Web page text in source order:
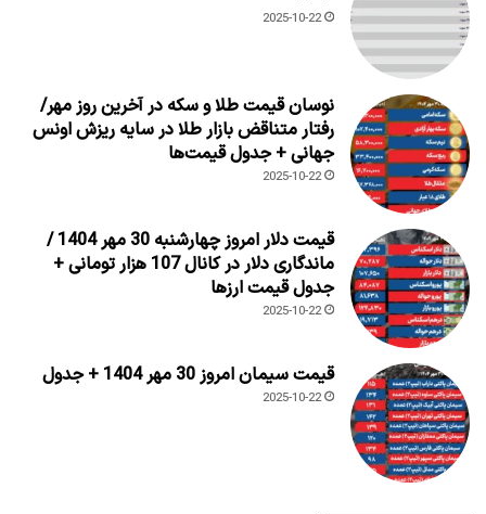
2025-10-22
نوسان قیمت طلا و سکه در آخرین روز مهر/
رفتار متناقض بازار طلا در سایه ریزش اونس
جهانی + جدول قیمت‌ها
2025-10-22
قیمت دلار امروز چهارشنبه 30 مهر 1404 /
ماندگاری دلار در کانال 107 هزار تومانی +
جدول قیمت ارزها
2025-10-22
قیمت سیمان امروز 30 مهر 1404 + جدول
2025-10-22